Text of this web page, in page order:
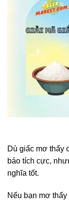
Dù giấc mơ thấy
báo tích cực,
nghĩa tốt.
Nếu bạn mơ